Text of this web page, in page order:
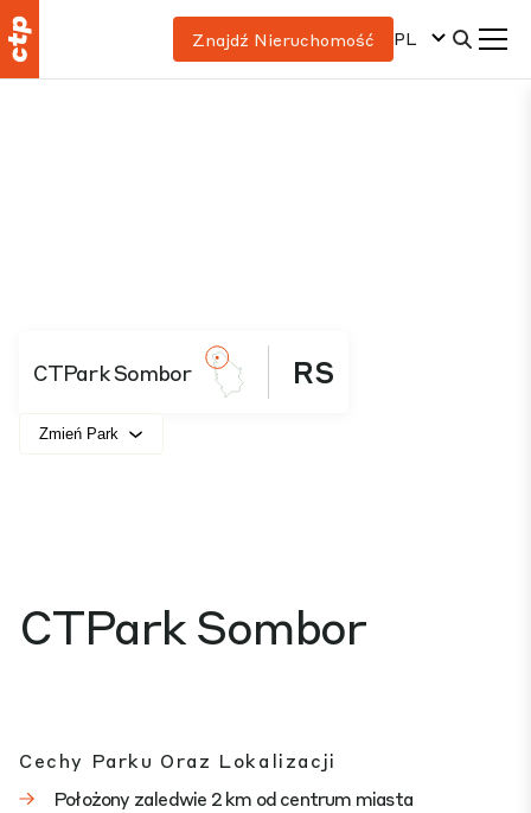
Znajdź Nieruchomość PL
CTPark Sombor RS
Zmień Park
CTPark Sombor
Cechy Parku Oraz Lokalizacji
Położony zaledwie 2 km od centrum miasta